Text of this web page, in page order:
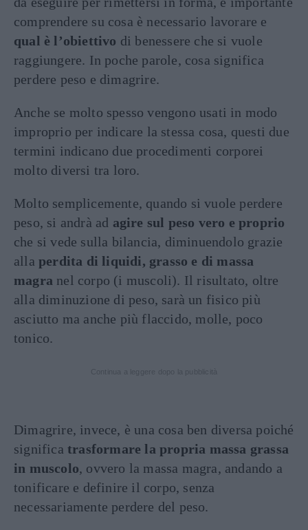
comprendere su cosa è necessario lavorare e
qual è l’obiettivo di benessere che si vuole
raggiungere. In poche parole, cosa significa
perdere peso e dimagrire.
Anche se molto spesso vengono usati in modo
improprio per indicare la stessa cosa, questi due
termini indicano due procedimenti corporei
molto diversi tra loro.
Molto semplicemente, quando si vuole perdere
peso, si andrà ad agire sul peso vero e proprio
che si vede sulla bilancia, diminuendolo grazie
alla perdita di liquidi, grasso e di massa
magra nel corpo (i muscoli). Il risultato, oltre
alla diminuzione di peso, sarà un fisico più
asciutto ma anche più flaccido, molle, poco
tonico.
Dimagrire, invece, è una cosa ben diversa poiché
significa trasformare la propria massa grassa
in muscolo, ovvero la massa magra, andando a
tonificare e definire il corpo, senza
necessariamente perdere del peso.